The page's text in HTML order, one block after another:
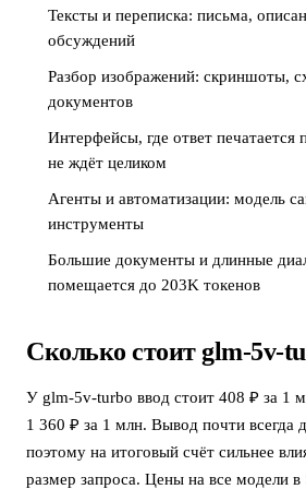
Тексты и переписка: письма,
обсуждений
Разбор изображений: скриншоты,
документов
Интерфейсы, где ответ печатается
не ждёт целиком
Агенты и автоматизации: модель
инструменты
Большие документы и длинные
помещается до 203K токенов
Сколько стоит glm-5v-
У glm-5v-turbo ввод стоит 408 ₽ за 1
1 360 ₽ за 1 млн. Вывод почти всегда
поэтому на итоговый счёт сильнее
размер запроса. Цены на все модели в